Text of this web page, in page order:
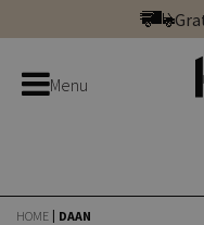
direct
naar
Bestel bij
Menu
HOME DAAN